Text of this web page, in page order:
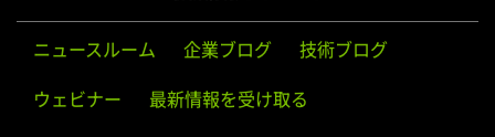
ニュースルーム 企業ブログ 技術ブログ
ウェビナー 最新情報を受け取る